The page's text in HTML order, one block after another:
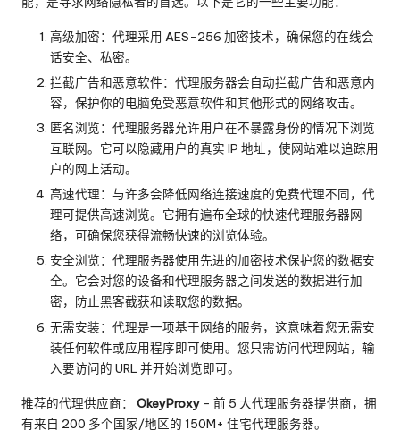
高级加密：代理采用 AES-256 加密技术，确保您的在线会
话安全、私密。
拦截广告和恶意软件：代理服务器会自动拦截广告和恶意内
容，保护你的电脑免受恶意软件和其他形式的网络攻击。
匿名浏览：代理服务器允许用户在不暴露身份的情况下浏览
互联网。它可以隐藏用户的真实 IP 地址，使网站难以追踪用
户的网上活动。
高速代理：与许多会降低网络连接速度的免费代理不同，代
理可提供高速浏览。它拥有遍布全球的快速代理服务器网
络，可确保您获得流畅快速的浏览体验。
安全浏览：代理服务器使用先进的加密技术保护您的数据安
全。它会对您的设备和代理服务器之间发送的数据进行加
密，防止黑客截获和读取您的数据。
无需安装：代理是一项基于网络的服务，这意味着您无需安
装任何软件或应用程序即可使用。您只需访问代理网站，输
入要访问的 URL 并开始浏览即可。
推荐的代理供应商： OkeyProxy - 前 5 大代理服务器提供商，拥
有来自 200 多个国家/地区的 150M+ 住宅代理服务器。